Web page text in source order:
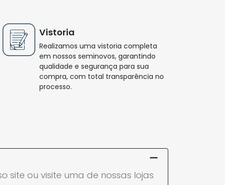
Vistoria
Realizamos uma vistoria completa
em nossos seminovos, garantindo
qualidade e segurança para sua
compra, com total transparência no
processo.
site ou visite uma de nossas lojas